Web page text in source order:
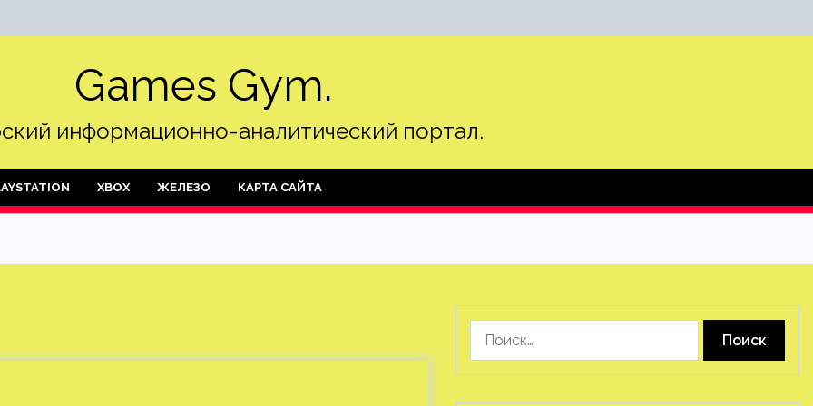
Games Gym.
информационно-аналитический портал.
XBOX ЖЕЛЕЗО КАРТА САЙТА